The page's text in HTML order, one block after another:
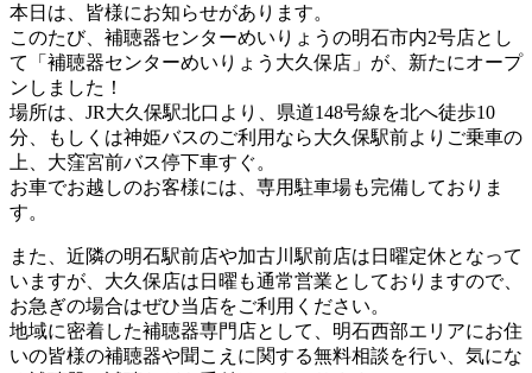
本日は、皆様にお知らせがあります。
このたび、補聴器センターめいりょうの明石市内2号店とし
て「補聴器センターめいりょう大久保店」が、新たにオープ
ンしました！
場所は、JR大久保駅北口より、県道148号線を北へ徒歩10
分、もしくは神姫バスのご利用なら大久保駅前よりご乗車の
上、大窪宮前バス停下車すぐ。
お車でお越しのお客様には、専用駐車場も完備しておりま
す。
また、近隣の明石駅前店や加古川駅前店は日曜定休となって
いますが、大久保店は日曜も通常営業としておりますので、
お急ぎの場合はぜひ当店をご利用ください。
地域に密着した補聴器専門店として、明石西部エリアにお住
いの皆様の補聴器や聞こえに関する無料相談を行い、気にな